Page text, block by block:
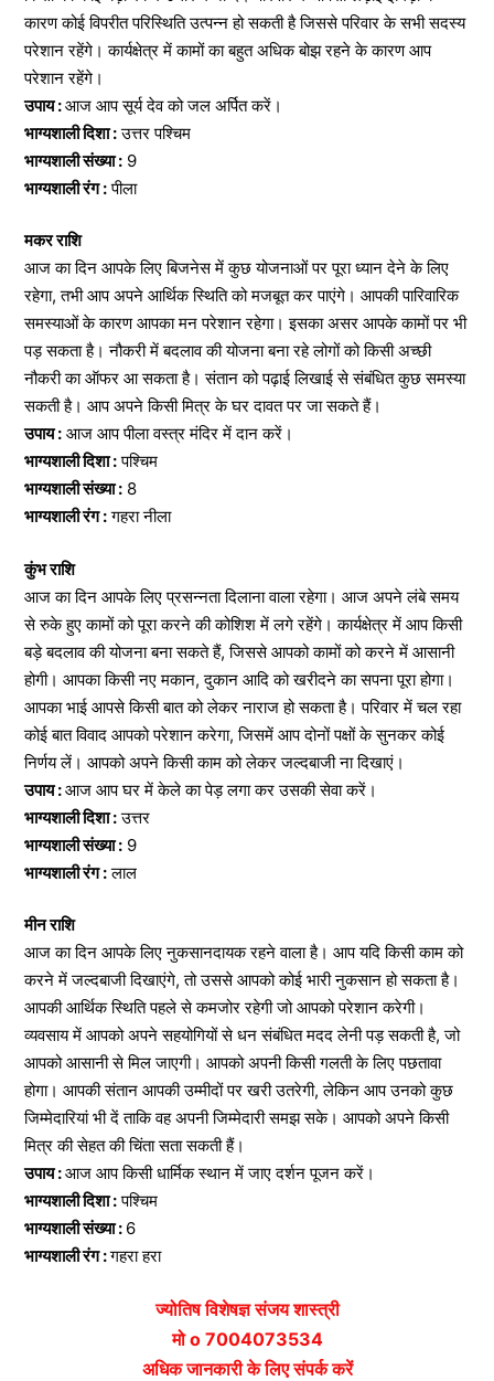
कारण कोई विपरीत परिस्थिति उत्पन्न हो सकती है जिससे परिवार के सभी सदस्य
परेशान रहेंगे। कार्यक्षेत्र में कामों का बहुत अधिक बोझ रहने के कारण आप
परेशान रहेंगे।
उपाय :आज आप सूर्य देव को जल अर्पित करें।
भाग्यशाली दिशा :उत्तर पश्चिम
भाग्यशाली संख्या : 9
भाग्यशाली रंग :पीला
मकर राशि
आज का दिन आपके लिए बिजनेस में कुछ योजनाओं पर पूरा ध्यान देने के लिए
रहेगा, तभी आप अपने आर्थिक स्थिति को मजबूत कर पाएंगे। आपकी पारिवारिक
समस्याओं के कारण आपका मन परेशान रहेगा। इसका असर आपके कामों पर भी
पड़ सकता है। नौकरी में बदलाव की योजना बना रहे लोगों को किसी अच्छी
नौकरी का ऑफर आ सकता है। संतान को पढ़ाई लिखाई से संबंधित कुछ समस्या
सकती है। आप अपने किसी मित्र के घर दावत पर जा सकते हैं।
उपाय : आज आप पीला वस्त्र मंदिर में दान करें।
भाग्यशाली दिशा :पश्चिम
भाग्यशाली संख्या : 8
भाग्यशाली रंग :गहरा नीला
कुंभ राशि
आज का दिन आपके लिए प्रसन्नता दिलाना वाला रहेगा। आज अपने लंबे समय
से रुके हुए कामों को पूरा करने की कोशिश में लगे रहेंगे। कार्यक्षेत्र में आप किसी
बड़े बदलाव की योजना बना सकते हैं, जिससे आपको कामों को करने में आसानी
होगी। आपका किसी नए मकान, दुकान आदि को खरीदने का सपना पूरा होगा।
आपका भाई आपसे किसी बात को लेकर नाराज हो सकता है। परिवार में चल रहा
कोई बात विवाद आपको परेशान करेगा, जिसमें आप दोनों पक्षों के सुनकर कोई
निर्णय लें। आपको अपने किसी काम को लेकर जल्दबाजी ना दिखाएं।
उपाय :आज आप घर में केले का पेड़ लगा कर उसकी सेवा करें।
भाग्यशाली दिशा :उत्तर
भाग्यशाली संख्या : 9
भाग्यशाली रंग :लाल
मीन राशि
आज का दिन आपके लिए नुकसानदायक रहने वाला है। आप यदि किसी काम को
करने में जल्दबाजी दिखाएंगे, तो उससे आपको कोई भारी नुकसान हो सकता है।
आपकी आर्थिक स्थिति पहले से कमजोर रहेगी जो आपको परेशान करेगी।
व्यवसाय में आपको अपने सहयोगियों से धन संबंधित मदद लेनी पड़ सकती है, जो
आपको आसानी से मिल जाएगी। आपको अपनी किसी गलती के लिए पछतावा
होगा। आपकी संतान आपकी उम्मीदों पर खरी उतरेगी, लेकिन आप उनको कुछ
जिम्मेदारियां भी दें ताकि वह अपनी जिम्मेदारी समझ सके। आपको अपने किसी
मित्र की सेहत की चिंता सता सकती हैं।
उपाय :आज आप किसी धार्मिक स्थान में जाए दर्शन पूजन करें।
भाग्यशाली दिशा :पश्चिम
भाग्यशाली संख्या : 6
भाग्यशाली रंग :गहरा हरा
ज्योतिष विशेषज्ञ संजय शास्त्री
मो o 7004073534
अधिक जानकारी के लिए संपर्क करें